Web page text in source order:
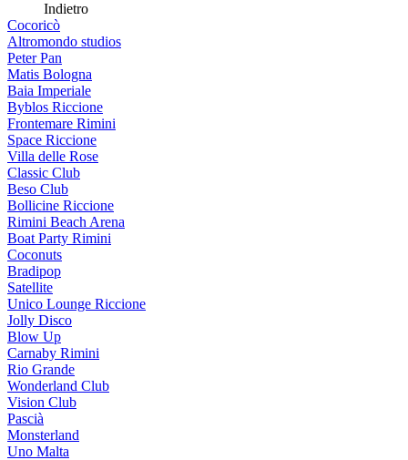
Indietro
Cocoricò
Altromondo studios
Peter Pan
Matis Bologna
Baia Imperiale
Byblos Riccione
Frontemare Rimini
Space Riccione
Villa delle Rose
Classic Club
Beso Club
Bollicine Riccione
Rimini Beach Arena
Boat Party Rimini
Coconuts
Bradipop
Satellite
Unico Lounge Riccione
Jolly Disco
Blow Up
Carnaby Rimini
Rio Grande
Wonderland Club
Vision Club
Pascià
Monsterland
Uno Malta